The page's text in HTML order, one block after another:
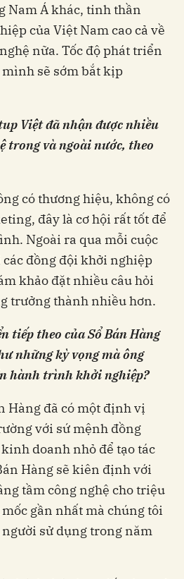
Nam Á khác, tinh thần
của Việt Nam cao cả về
nữa. Tốc độ phát triển
sẽ sớm bắt kịp
Việt đã nhận được nhiều
trong và ngoài nước, theo
có thương hiệu, không có
đây là cơ hội rất tốt để
Ngoài ra qua mỗi cuộc
các đồng đội khởi nghiệp
khảo đặt nhiều câu hỏi
trưởng thành nhiều hơn.
tiếp theo của Sổ Bán Hàng
những kỳ vọng mà ông
hành trình khởi nghiệp?
Hàng đã có một định vị
với sứ mệnh đồng
doanh nhỏ để tạo tác
Hàng sẽ kiên định với
tầm công nghệ cho triệu
gần nhất mà chúng tôi
sử dụng trong năm